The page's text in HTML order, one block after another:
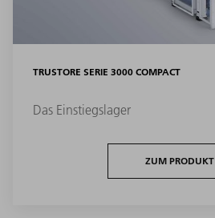
TRUSTORE SERIE 3000 COMPACT
Das Einstiegslager
ZUM PRODUKT